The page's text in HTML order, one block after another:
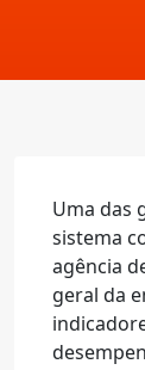
Uma das
sistema
agência
geral da